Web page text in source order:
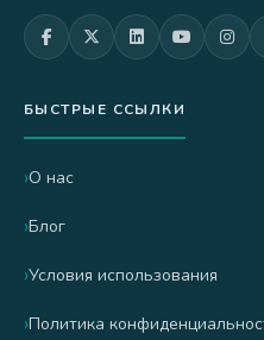
БЫСТРЫЕ ССЫЛКИ
О нас
Блог
Условия использования
Политика